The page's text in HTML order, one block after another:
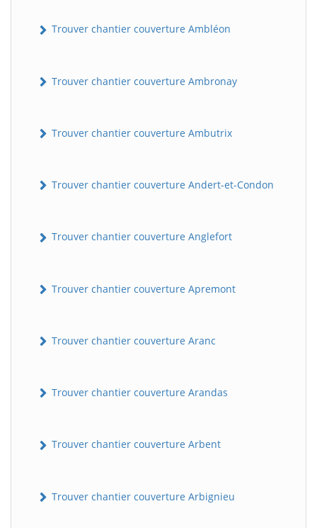
Trouver chantier couverture Ambléon
Trouver chantier couverture Ambronay
Trouver chantier couverture Ambutrix
Trouver chantier couverture Andert-et-Condon
Trouver chantier couverture Anglefort
Trouver chantier couverture Apremont
Trouver chantier couverture Aranc
Trouver chantier couverture Arandas
Trouver chantier couverture Arbent
Trouver chantier couverture Arbignieu